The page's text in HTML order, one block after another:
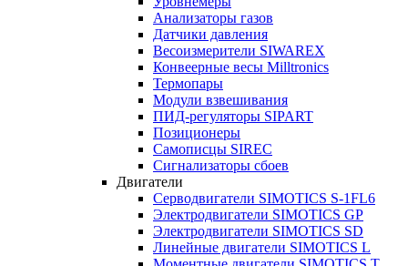
Анализаторы газов
Датчики давления
Весоизмерители SIWAREX
Конвеерные весы Milltronics
Термопары
Модули взвешивания
ПИД-регуляторы SIPART
Позиционеры
Самописцы SIREC
Сигнализаторы сбоев
Двигатели
Серводвигатели SIMOTICS S-1FL6
Электродвигатели SIMOTICS GP
Электродвигатели SIMOTICS SD
Линейные двигатели SIMOTICS L